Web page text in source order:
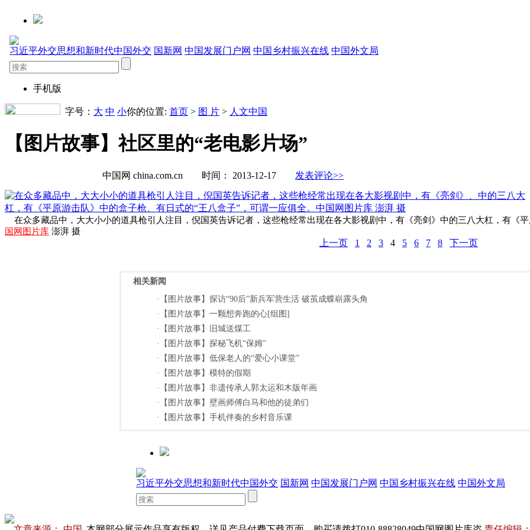
字号： 大 中 小你的位置: 首页 > 图 片 > 人文中国
【图片故事】社区里的“老电影片场”
中国网 china.com.cn 时间： 2013-12-17 发表评论>>
在众多藏品中，大大小小的道具枪引人注目，倪国英告诉记者，这些枪经常出现在各大影视剧中，有《亮剑》中的三八大杠，有《
国网图片库 澎湃 摄
上一页 1 2 3 4 5 6 7 8 下一页
相关新闻
·【图片故事】探访“90后”新兵军营生活 破茧成蝶崭露头角
·【图片故事】一颗想奔跑的心[组图]
·【图片故事】旧城送煤工
·【图片故事】探秘飞机“保姆”
·【图片故事】低保老人的“爱心小课堂”
·【图片故事】模特的假期
·【图片故事】非遗传承人郭太运和木版年画
·【图片故事】壁画师傅白马和他的徒弟们
·【图片故事】手机伴奏的乡村音乐课